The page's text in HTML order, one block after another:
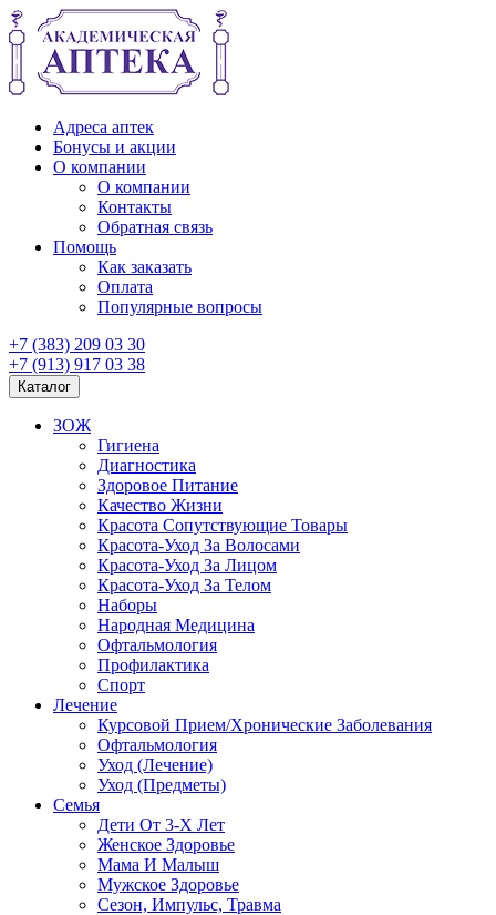
Адреса аптек
Бонусы и акции
О компании
О компании
Контакты
Обратная связь
Помощь
Как заказать
Оплата
Популярные вопросы
+7 (383) 209 03 30
+7 (913) 917 03 38
Каталог
ЗОЖ
Гигиена
Диагностика
Здоровое Питание
Качество Жизни
Красота Сопутствующие Товары
Красота-Уход За Волосами
Красота-Уход За Лицом
Красота-Уход За Телом
Наборы
Народная Медицина
Офтальмология
Профилактика
Спорт
Лечение
Курсовой Прием/Хронические Заболевания
Офтальмология
Уход (Лечение)
Уход (Предметы)
Семья
Дети От 3-Х Лет
Женское Здоровье
Мама И Малыш
Мужское Здоровье
Сезон, Импульс, Травма